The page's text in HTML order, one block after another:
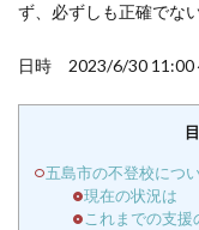
ず、必ずしも正確でな
日時 2023/6/30 11:00
五島市の不登校につ
現在の状況は
これまでの支援